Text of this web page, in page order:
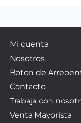
Mi cuenta
Nosotros
Boton de
Contacto
Trabaja con
Venta Mayorista